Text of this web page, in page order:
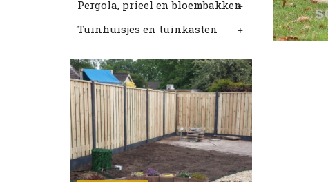
Pergola, prieel en bloembakken
+
Tuinhuisjes en tuinkasten +